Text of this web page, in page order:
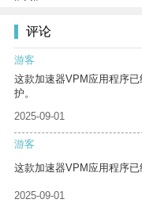
评论
游客
这款加速器VPM应用程序
护。
2025-09-01
游客
这款加速器VPM应用程序已
2025-09-01